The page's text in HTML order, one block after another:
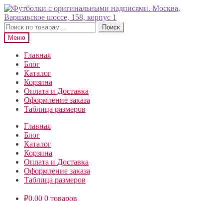
Перейти
к
навигации
Перейти
к
содержимому
Искать:
Поиск
Меню
Главная
Блог
Каталог
Корзина
Оплата и Доставка
Оформление заказа
Таблица размеров
Главная
Блог
Каталог
Корзина
Оплата и Доставка
Оформление заказа
Таблица размеров
₽0.00 0 товаров